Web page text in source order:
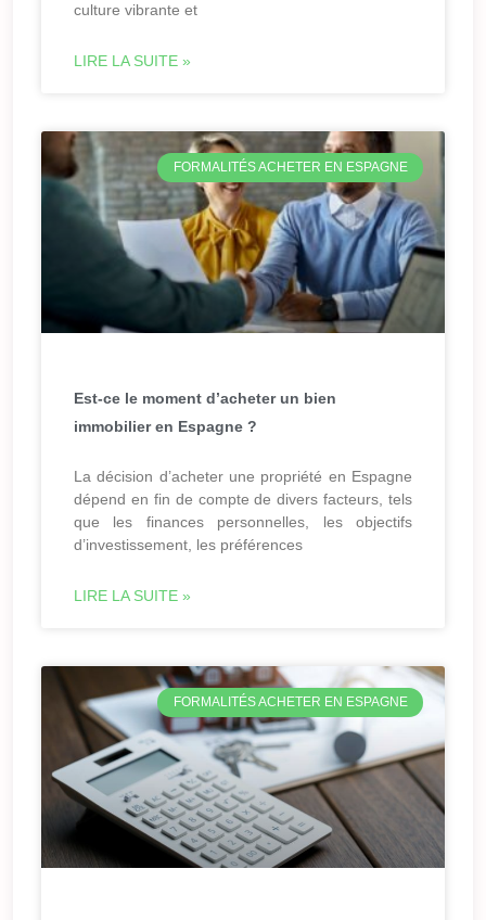
culture vibrante et
LIRE LA SUITE »
FORMALITÉS ACHETER EN ESPAGNE
Est-ce le moment d’acheter un bien
immobilier en Espagne ?
La décision d’acheter une propriété en Espagne
dépend en fin de compte de divers facteurs, tels
que les finances personnelles, les objectifs
d’investissement, les préférences
LIRE LA SUITE »
FORMALITÉS ACHETER EN ESPAGNE